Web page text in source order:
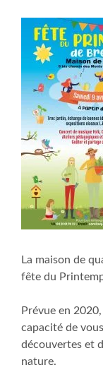
La maison de
fête du
Prévue en
capacité de
découvertes et
nature.